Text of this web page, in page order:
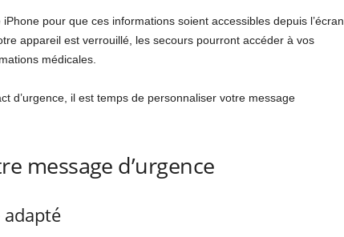
pour que ces informations soient accessibles depuis l’écran
appareil est verrouillé, les secours pourront accéder à vos
médicales.
d’urgence, il est temps de personnaliser votre message
message d’urgence
adapté